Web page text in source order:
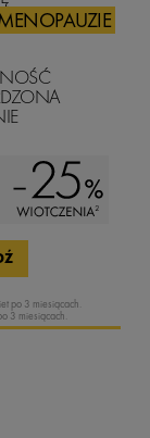
po 3 miesiącach.
3 miesiącach.